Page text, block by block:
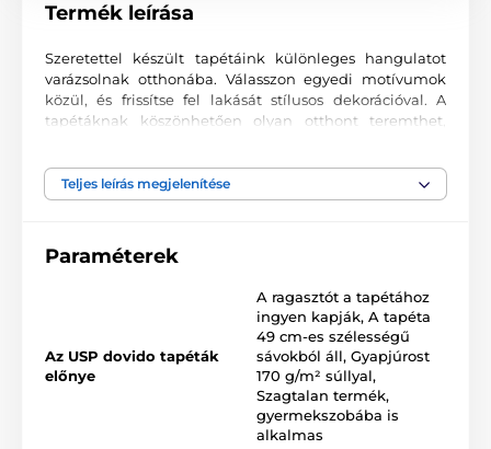
Termék leírása
Szeretettel készült tapétáink különleges hangulatot
varázsolnak otthonába. Válasszon egyedi motívumok
közül, és frissítse fel lakását stílusos dekorációval. A
tapétáknak köszönhetően olyan otthont teremthet,
Kiváló nyomtatási minőség
bármely helyiségnek. Kiváló minőségű, sima felületű
korszerű UV-led nyomtatási technológia garantálja a
kiváló tartósságot és színtartást.
Elérhető méretek és típusok (cm-ben – szélesség x
Teljes leírás megjelenítése
Paraméterek
Az USP dovido tapéták
előnye
A ragasztót a tapétához
ingyen kapják, A tapéta
49 cm-es szélességű
sávokból áll, Gyapjúrost
170 g/m² súllyal,
Szagtalan termék,
gyermekszobába is
alkalmas